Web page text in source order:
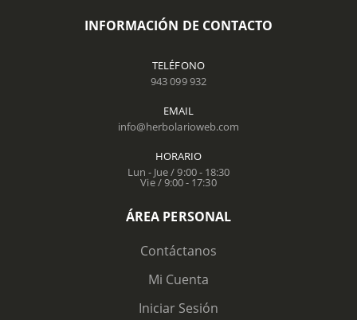
INFORMACIÓN DE CONTACTO
TELÉFONO
943 099 932
EMAIL
info@herbolarioweb.com
HORARIO
Lun - Jue / 9:00 - 18:30
Vie / 9:00 - 17:30
ÁREA PERSONAL
Contáctanos
Mi Cuenta
Iniciar Sesión